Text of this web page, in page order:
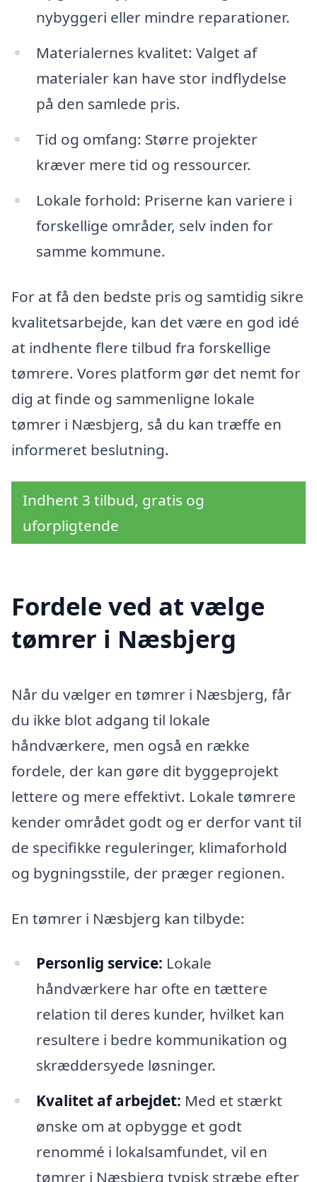
nybyggeri eller mindre reparationer.
Materialernes kvalitet: Valget af
materialer kan have stor indflydelse
på den samlede pris.
Tid og omfang: Større projekter
kræver mere tid og ressourcer.
Lokale forhold: Priserne kan variere i
forskellige områder, selv inden for
samme kommune.
For at få den bedste pris og samtidig sikre
kvalitetsarbejde, kan det være en god idé
at indhente flere tilbud fra forskellige
tømrere. Vores platform gør det nemt for
dig at finde og sammenligne lokale
tømrer i Næsbjerg, så du kan træffe en
informeret beslutning.
Indhent 3 tilbud, gratis og
uforpligtende
Fordele ved at vælge
tømrer i Næsbjerg
Når du vælger en tømrer i Næsbjerg, får
du ikke blot adgang til lokale
håndværkere, men også en række
fordele, der kan gøre dit byggeprojekt
lettere og mere effektivt. Lokale tømrere
kender området godt og er derfor vant til
de specifikke reguleringer, klimaforhold
og bygningsstile, der præger regionen.
En tømrer i Næsbjerg kan tilbyde:
Personlig service: Lokale
håndværkere har ofte en tættere
relation til deres kunder, hvilket kan
resultere i bedre kommunikation og
skræddersyede løsninger.
Kvalitet af arbejdet: Med et stærkt
ønske om at opbygge et godt
renommé i lokalsamfundet, vil en
tømrer i Næsbjerg typisk stræbe efter